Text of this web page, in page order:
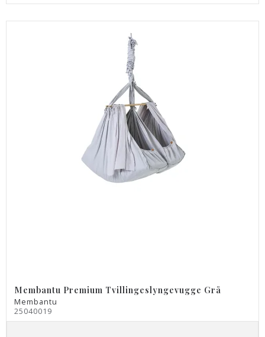
Membantu Premium Tvillingeslyngevugge Grå
Membantu
25040019